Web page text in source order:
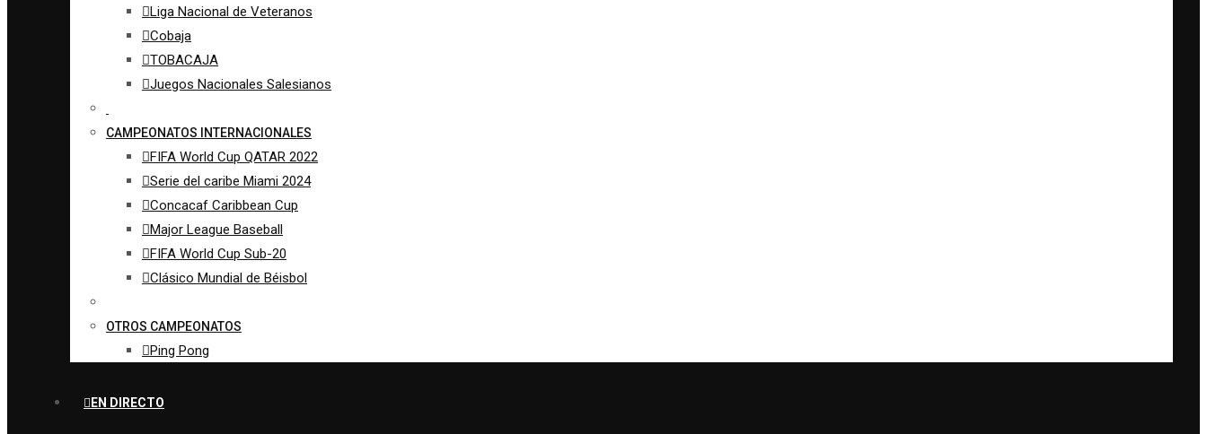
Liga Nacional de Veteranos
Cobaja
TOBACAJA
Juegos Nacionales Salesianos
CAMPEONATOS INTERNACIONALES
FIFA World Cup QATAR 2022
Serie del caribe Miami 2024
Concacaf Caribbean Cup
Major League Baseball
FIFA World Cup Sub-20
Clásico Mundial de Béisbol
OTROS CAMPEONATOS
Ping Pong
EN DIRECTO